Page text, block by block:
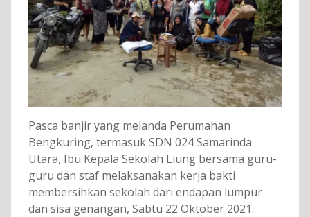
Pasca banjir yang melanda Perumahan
Bengkuring, termasuk SDN 024 Samarinda
Utara, Ibu Kepala Sekolah Liung bersama guru-
guru dan staf melaksanakan kerja bakti
membersihkan sekolah dari endapan lumpur
dan sisa genangan, Sabtu 22 Oktober 2021.